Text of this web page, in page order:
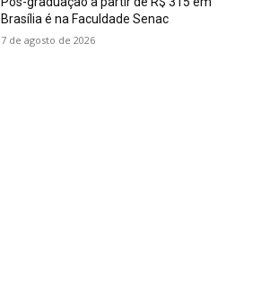
Brasília é na Faculdade Senac
7 de agosto de 2026